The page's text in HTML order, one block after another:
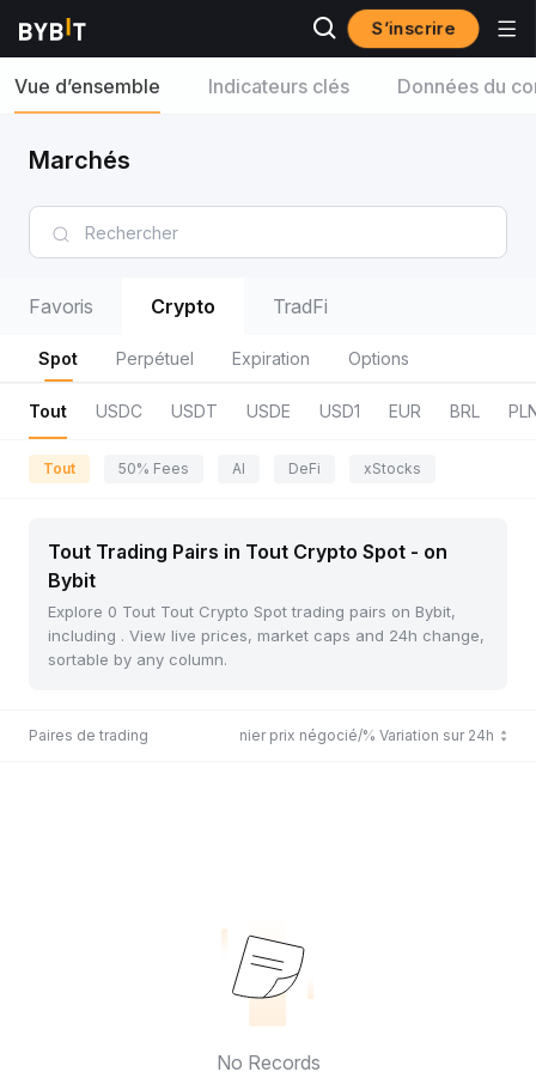
S’inscrire
Vue d’ensemble Indicateurs clés Données du
Marchés
Favoris Crypto TradFi
Spot Perpétuel Expiration Options
Tout USDC USDT USDE USD1 EUR BRL
Tout 50% Fees AI DeFi xStocks
Tout Trading Pairs in Tout Crypto Spot - on
Bybit
Explore 0 Tout Tout Crypto Spot trading pairs on Bybit,
including . View live prices, market caps and 24h change,
sortable by any column.
Paires de trading Dernier prix négocié/% Variation sur 24h
No Records